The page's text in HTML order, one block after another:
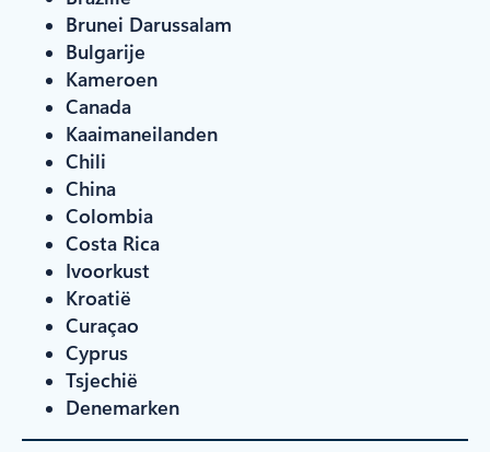
Brunei Darussalam
Bulgarije
Kameroen
Canada
Kaaimaneilanden
Chili
China
Colombia
Costa Rica
Ivoorkust
Kroatië
Curaçao
Cyprus
Tsjechië
Denemarken